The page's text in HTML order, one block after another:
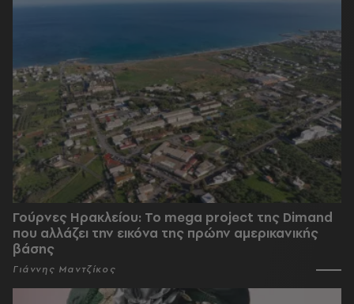
Γούρνες Ηρακλείου: To mega project της Dimand
που αλλάζει την εικόνα της πρώην αμερικανικής
βάσης
Γιάννης Μαντζίκος